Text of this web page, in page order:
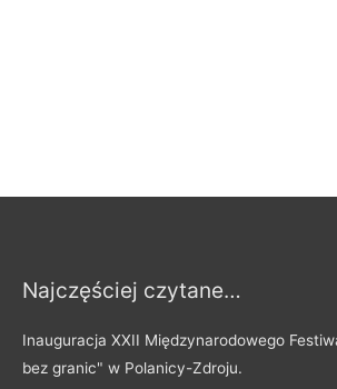
Najczęściej czytane…
Inauguracja XXII Międzynarodowego
bez granic" w Polanicy-Zdroju.